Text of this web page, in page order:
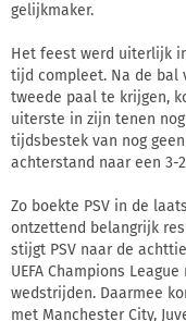
gelijkmaker.
Het feest werd uiterlijk
tijd compleet. Na de bal
tweede paal te krijgen,
uiterste in zijn tenen
tijdsbestek van nog
achterstand naar een 3-
Zo boekte PSV in de
ontzettend belangrijk
stijgt PSV naar de
UEFA Champions
wedstrijden. Daarmee
met Manchester City,